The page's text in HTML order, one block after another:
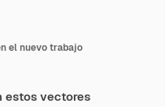
el nuevo trabajo
estos vectores